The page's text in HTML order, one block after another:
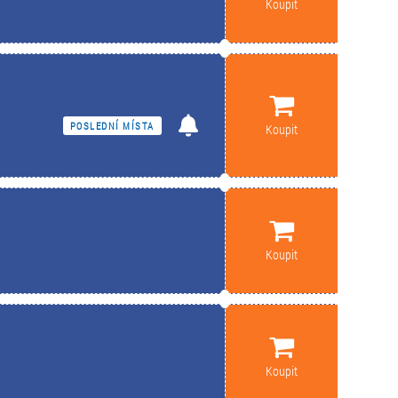
Koupit
POSLEDNÍ MÍSTA Koupit
Koupit
Koupit